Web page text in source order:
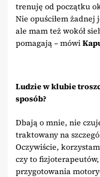
trenuję od początku
Nie opuściłem
ale mam też wokół
pomagają – mówi
Ludzie w klubie
sposób?
Dbają o mnie, nie
traktowany na
Oczywiście,
czy to
przygotowania